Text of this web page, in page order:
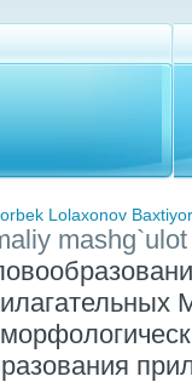
Lolaxonov
mashg`ulot